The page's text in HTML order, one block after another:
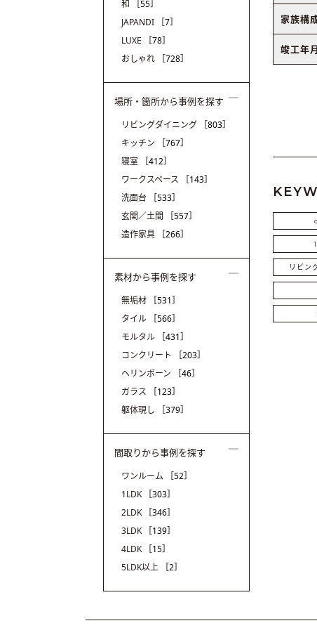
家族構
竣工年月
リビン
和
［55］
JAPANDI
［7］
LUXE
［78］
おしゃれ
［728］
場所・箇所から事例を探す
リビングダイニング
［803］
キッチン
［767］
寝室
［412］
ワークスペース
［143］
洗面台
［533］
玄関／土間
［557］
造作家具
［266］
素材から事例を探す
無垢材
［531］
タイル
［566］
モルタル
［431］
コンクリート
［203］
ヘリンボーン
［46］
ガラス
［123］
躯体現し
［379］
間取りから事例を探す
ワンルーム
［52］
1LDK
［303］
2LDK
［346］
3LDK
［139］
4LDK
［15］
5LDK以上
［2］